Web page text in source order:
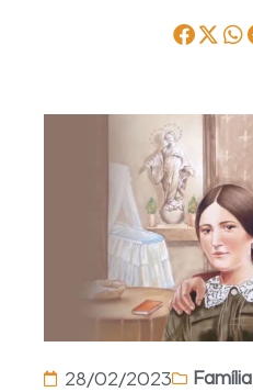
28/02/2023 Família